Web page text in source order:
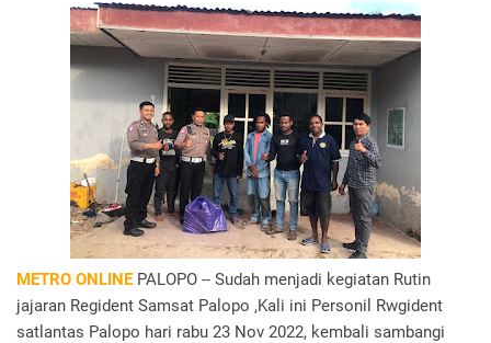
METRO ONLINEPALOPO -- Sudah menjadi kegiatan Rutin
jajaran Regident Samsat Palopo ,Kali ini Personil Rwgident
satlantas Palopo hari rabu 23 Nov 2022, kembali sambangi